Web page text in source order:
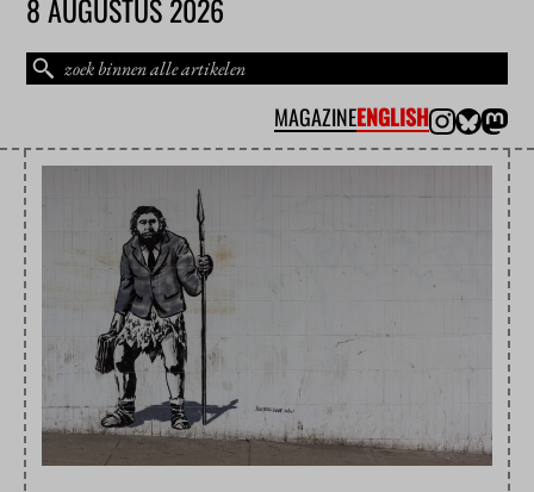
8 AUGUSTUS 2026
MAGAZINEENGLISH